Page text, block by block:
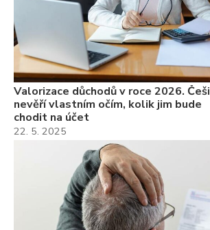
Valorizace důchodů v roce 2026. Češi
nevěří vlastním očím, kolik jim bude
chodit na účet
22. 5. 2025